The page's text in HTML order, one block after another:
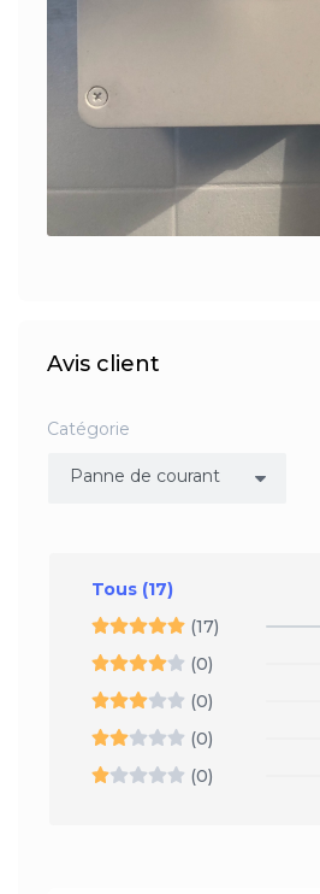
Avis client
Catégorie
Tous (17)
(17)
(0)
(0)
(0)
(0)